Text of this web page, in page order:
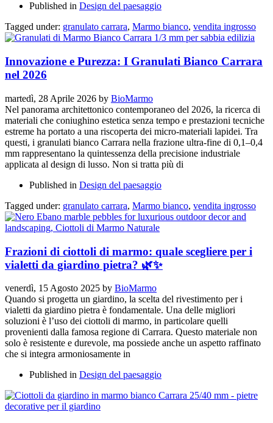
Published in Design del paesaggio
Tagged under: granulato carrara, Marmo bianco, vendita ingrosso
Innovazione e Purezza: I Granulati Bianco Carrara
nel 2026
martedì, 28 Aprile 2026 by BioMarmo
Nel panorama architettonico contemporaneo del 2026, la ricerca di
materiali che coniughino estetica senza tempo e prestazioni tecniche
estreme ha portato a una riscoperta dei micro-materiali lapidei. Tra
questi, i granulati bianco Carrara nella frazione ultra-fine di 0,1–0,4
mm rappresentano la quintessenza della precisione industriale
applicata al design di lusso. Non si tratta più di
Published in Design del paesaggio
Tagged under: granulato carrara, Marmo bianco, vendita ingrosso
Frazioni di ciottoli di marmo: quale scegliere per i
vialetti da giardino pietra? 🌿✨
venerdì, 15 Agosto 2025 by BioMarmo
Quando si progetta un giardino, la scelta del rivestimento per i
vialetti da giardino pietra è fondamentale. Una delle migliori
soluzioni è l’uso dei ciottoli di marmo, in particolare quelli
provenienti dalla famosa regione di Carrara. Questo materiale non
solo è resistente e durevole, ma possiede anche un aspetto raffinato
che si integra armoniosamente in
Published in Design del paesaggio